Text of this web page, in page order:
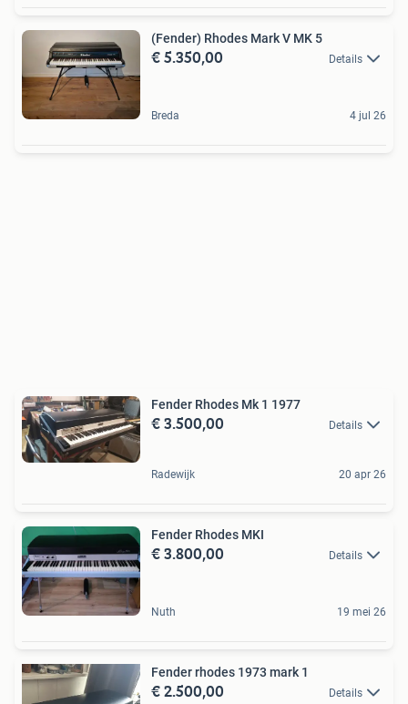
(Fender) Rhodes Mark V MK 5
€ 5.350,00 Details
Breda 4 jul 26
Fender Rhodes Mk 1 1977
€ 3.500,00 Details
Radewijk 20 apr 26
Fender Rhodes MKI
€ 3.800,00 Details
Nuth 19 mei 26
Fender rhodes 1973 mark 1
€ 2.500,00 Details